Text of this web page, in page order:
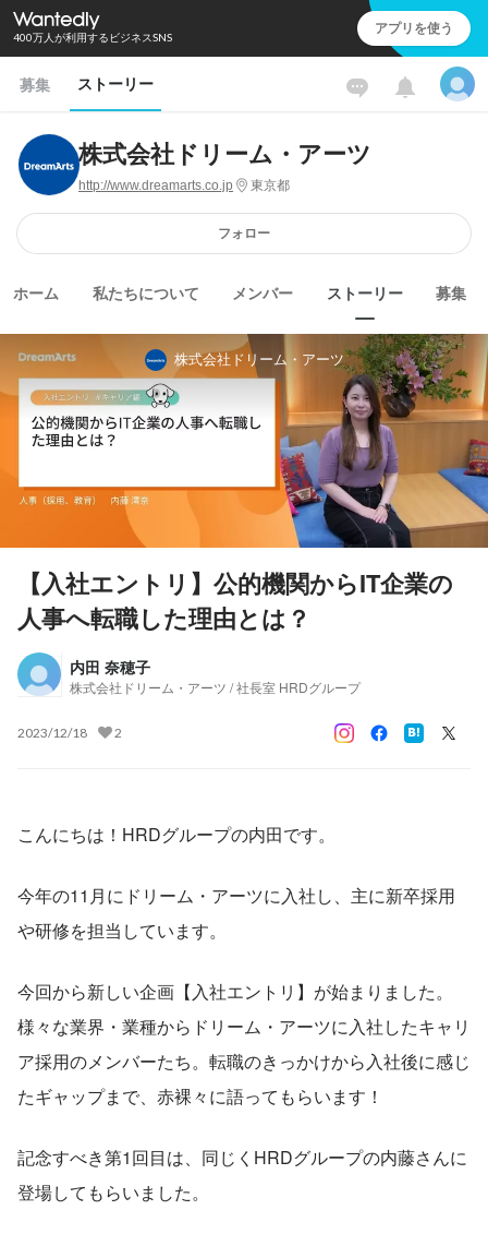
400万人が利用するビジネスSNS アプリを使う
募集 ストーリー
株式会社ドリーム・アーツ
http://www.dreamarts.co.jp 東京都
フォロー
ホーム 私たちについて メンバー ストーリー 募集
株式会社ドリーム・アーツ
【入社エントリ】公的機関からIT企業の
人事へ転職した理由とは？
内田 奈穂子
株式会社ドリーム・アーツ / 社長室 HRDグループ
2023/12/18 2
こんにちは！HRDグループの内田です。
今年の11月にドリーム・アーツに入社し、主に新卒採用
や研修を担当しています。
今回から新しい企画【入社エントリ】が始まりました。
様々な業界・業種からドリーム・アーツに入社したキャリ
ア採用のメンバーたち。転職のきっかけから入社後に感じ
たギャップまで、赤裸々に語ってもらいます！
記念すべき第1回目は、同じくHRDグループの内藤さんに
登場してもらいました。